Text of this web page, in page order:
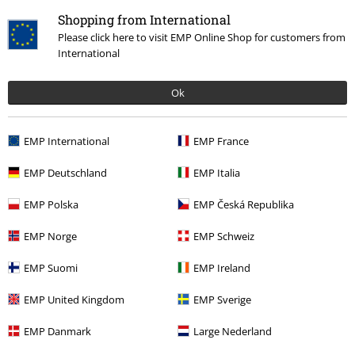
Shopping from International
Please click here to visit EMP Online Shop for customers from
International
Ok
EMP International EMP France
EMP Deutschland EMP Italia
EMP Polska EMP Česká Republika
EMP Norge EMP Schweiz
EMP Suomi EMP Ireland
EMP United Kingdom EMP Sverige
EMP Danmark Large Nederland
Stijlen Basics Basics vrouwen
Stijlen Streetwear Streetwear vrouwen
Stijlen Basics Accessoires
Meld je aan en ontvang een code voor 15%
Ik geef hierbij toestemming om de Large-nieuwsbrief te ontvangen en ga